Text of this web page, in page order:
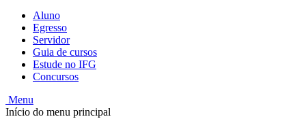
Aluno
Egresso
Servidor
Guia de cursos
Estude no IFG
Concursos
Menu
Início do menu principal